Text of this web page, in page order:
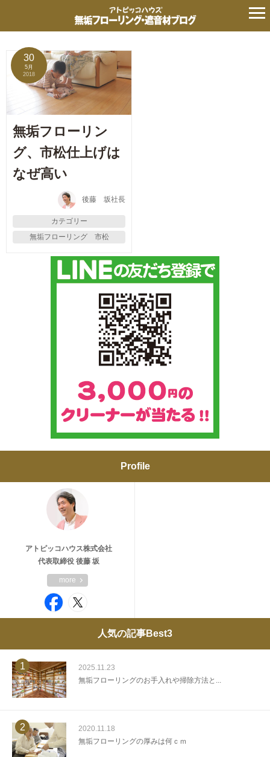
の記事
30
5月
2018
無垢フローリン
グ、市松仕上げは
なぜ高い
後藤 坂社長
カテゴリー
無垢フローリング 市松
Profile
アトピッコハウス株式会社
代表取締役 後藤 坂
more
人気の記事Best3
1
2025.11.23
無垢フローリングのお手入れや掃除方法と...
2
2020.11.18
無垢フローリングの厚みは何ｃｍ